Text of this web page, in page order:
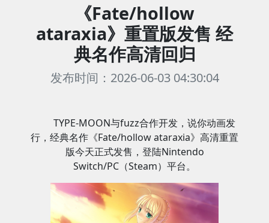
《Fate/hollow
ataraxia》重置版发售 经
典名作高清回归
发布时间：2026-06-03 04:30:04
TYPE-MOON与fuzz合作开发，说你动画发
行，经典名作《Fate/hollow ataraxia》高清重置
版今天正式发售，登陆Nintendo
Switch/PC（Steam）平台。